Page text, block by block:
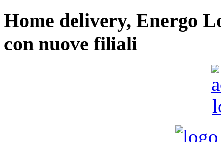
Home delivery, Energo
con nuove filiali